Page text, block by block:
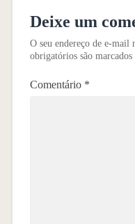
Deixe um
O seu endereço de e-mail
obrigatórios são marcados
Comentário *